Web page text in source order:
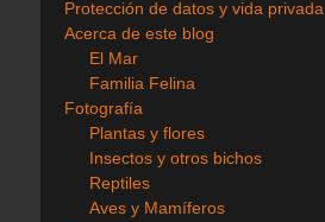
Protección de datos y vida privada
Acerca de este blog
El Mar
Familia Felina
Fotografía
Plantas y flores
Insectos y otros bichos
Reptiles
Aves y Mamíferos